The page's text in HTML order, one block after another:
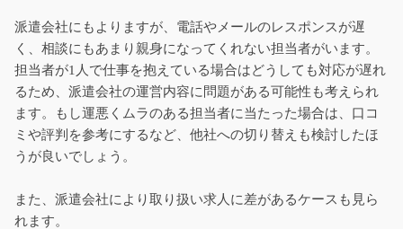
派遣会社にもよりますが、電話やメールのレスポンスが遅
く、相談にもあまり親身になってくれない担当者がいます。
担当者が1人で仕事を抱えている場合はどうしても対応が遅れ
るため、派遣会社の運営内容に問題がある可能性も考えられ
ます。もし運悪くムラのある担当者に当たった場合は、口コ
ミや評判を参考にするなど、他社への切り替えも検討したほ
うが良いでしょう。
また、派遣会社により取り扱い求人に差があるケースも見ら
れます。